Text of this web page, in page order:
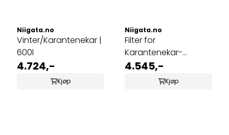
Niigata.no
Vinter/Karantenekar |
600l
4.724,-
Kjøp
Niigata.no
Filter for
Karantenekar-
Kar/Oppbevaringskar
4.545,-
Kjøp